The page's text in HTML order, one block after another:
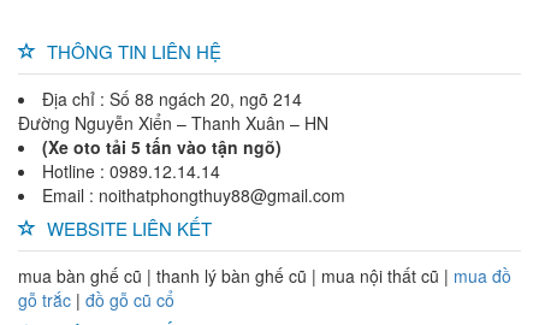
THÔNG TIN LIÊN HỆ
Địa chỉ : Số 88 ngách 20, ngõ 214
Đường Nguyễn Xiển – Thanh Xuân – HN
(Xe oto tải 5 tấn vào tận ngõ)
Hotline : 0989.12.14.14
Email : noithatphongthuy88@gmail.com
WEBSITE LIÊN KẾT
mua bàn ghế cũ | thanh lý bàn ghế cũ | mua nội thất cũ | mua đồ
gỗ trắc | đồ gỗ cũ cổ